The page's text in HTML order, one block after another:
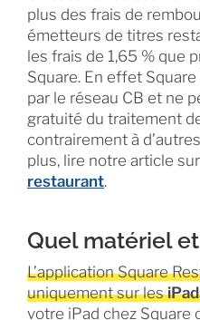
plus des frais de
émetteurs de titres
les frais de 1,65 % que
Square. En effet
par le réseau CB et ne
gratuité du traitement
contrairement à
plus, lire notre article sur
restaurant.
Quel matériel
L’application Square
uniquement sur les
votre iPad chez Square